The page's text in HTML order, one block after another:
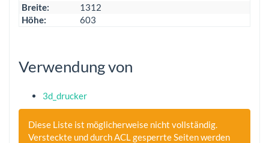
Breite:
1312
Höhe:
603
Verwendung von
3d_drucker
Diese Liste ist möglicherweise nicht vollständig.
Versteckte und durch ACL gesperrte Seiten werden